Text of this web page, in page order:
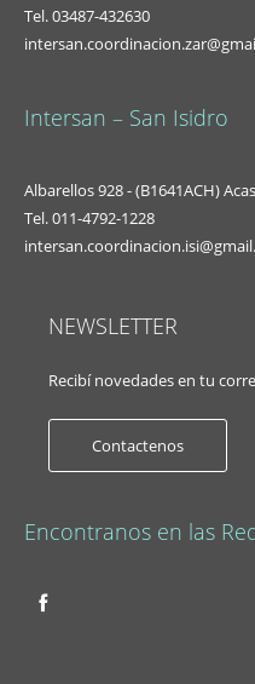
Tel. 03487-432630
Intersan – San Isidro
Albarellos 928 - (B1641ACH)
Tel. 011-4792-1228
NEWSLETTER
Recibí novedades en tu
Contactenos
Encontranos en las